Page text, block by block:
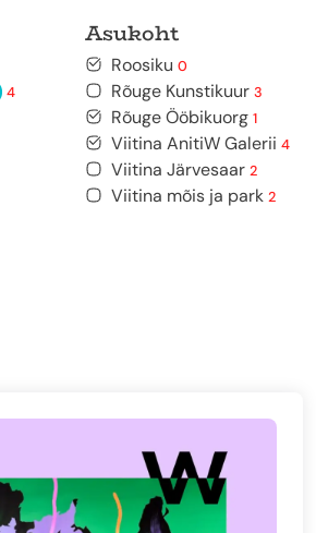
4
Asukoht
Roosiku 0
Rõuge Kunstikuur 3
Rõuge Ööbikuorg 1
Viitina AnitiW Galerii 4
Viitina Järvesaar 2
Viitina mõis ja park 2